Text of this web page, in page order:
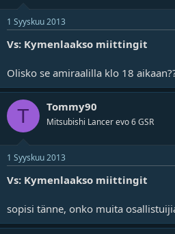
1 Syyskuu 2013
Vs: Kymenlaakso miittingit
Olisko se amiraalilla klo 18
T Tommy90
Mitsubishi Lancer evo 6 GSR
1 Syyskuu 2013
Vs: Kymenlaakso miittingit
sopisi tänne, onko muita